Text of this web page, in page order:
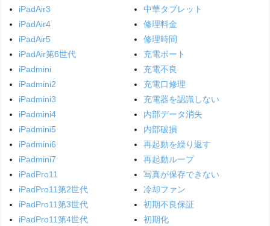
iPadAir3
iPadAir4
iPadAir5
iPadAir第6世代
iPadmini
iPadmini2
iPadmini3
iPadmini4
iPadmini5
iPadmini6
iPadmini7
iPadPro11
iPadPro11第2世代
iPadPro11第3世代
iPadPro11第4世代
中華タブレット
修理料金
修理時間
充電ポート
充電不良
充電口修理
充電器を認識しない
内部データ消失
内部破損
再起動を繰り返す
再起動ループ
写真が保存できない
冷却ファン
初期不良保証
初期化